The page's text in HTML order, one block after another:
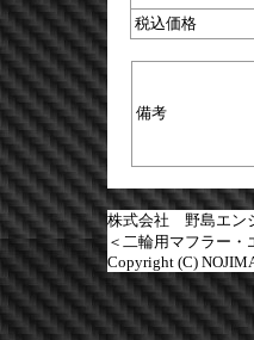
税込価格
備考
株式会社 野島エン
＜二輪用マフラー・
Copyright (C)